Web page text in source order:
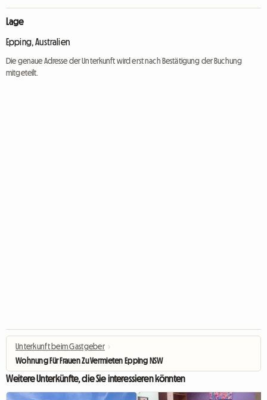
Lage
Epping, Australien
Die genaue Adresse der Unterkunft wird erst nach Bestätigung der Buchung
mitgeteilt.
Unterkunft beim Gastgeber ›
Wohnung Für Frauen Zu Vermieten Epping NSW
Weitere Unterkünfte, die Sie interessieren könnten